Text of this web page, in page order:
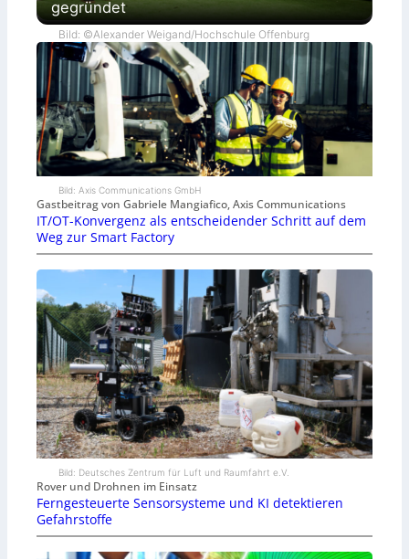
gegründet
Bild: ©Alexander Weigand/Hochschule Offenburg
Bild: Axis Communications GmbH
Gastbeitrag von Gabriele Mangiafico, Axis Communications
IT/OT-Konvergenz als entscheidender Schritt auf dem
Weg zur Smart Factory
Bild: Deutsches Zentrum für Luft und Raumfahrt e.V.
Rover und Drohnen im Einsatz
Ferngesteuerte Sensorsysteme und KI detektieren
Gefahrstoffe